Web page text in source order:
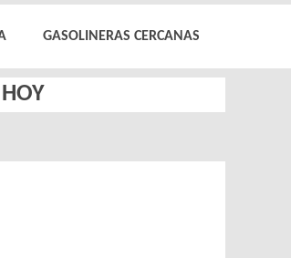
GASOLINERAS CERCANAS